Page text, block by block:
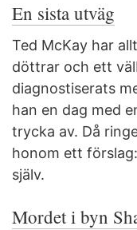
En sista utväg
Ted McKay har
döttrar och ett
diagnostiserats
han en dag med
trycka av. Då
honom ett
själv.
Mordet i byn